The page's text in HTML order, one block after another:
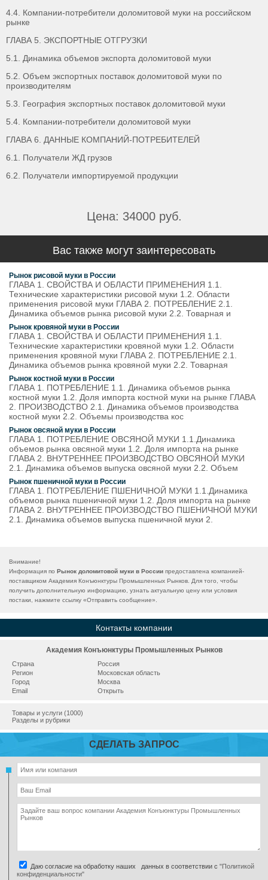
4.4. Компании-потребители доломитовой муки на российском
рынке
ГЛАВА 5. ЭКСПОРТНЫЕ ОТГРУЗКИ
5.1. Динамика объемов экспорта доломитовой муки
5.2. Объем экспортных поставок доломитовой муки по
производителям
5.3. География экспортных поставок доломитовой муки
5.4. Компании-потребители доломитовой муки
ГЛАВА 6. ДАННЫЕ КОМПАНИЙ-ПОТРЕБИТЕЛЕЙ
6.1. Получатели ЖД грузов
6.2. Получатели импортируемой продукции
Цена: 34000 руб.
Вас также могут заинтересовать
Рынок рисовой муки в России
ГЛАВА 1. СВОЙСТВА И ОБЛАСТИ ПРИМЕНЕНИЯ 1.1.
Технические характеристики рисовой муки 1.2. Области
применения рисовой муки ГЛАВА 2. ПОТРЕБЛЕНИЕ 2.1.
Динамика объемов рынка рисовой муки 2.2. Товарная и
Рынок кровяной муки в России
ГЛАВА 1. СВОЙСТВА И ОБЛАСТИ ПРИМЕНЕНИЯ 1.1.
Технические характеристики кровяной муки 1.2. Области
применения кровяной муки ГЛАВА 2. ПОТРЕБЛЕНИЕ 2.1.
Динамика объемов рынка кровяной муки 2.2. Товарная
Рынок костной муки в России
ГЛАВА 1. ПОТРЕБЛЕНИЕ 1.1. Динамика объемов рынка
костной муки 1.2. Доля импорта костной муки на рынке ГЛАВА
2. ПРОИЗВОДСТВО 2.1. Динамика объемов производства
костной муки 2.2. Объемы производства кос
Рынок овсяной муки в России
ГЛАВА 1. ПОТРЕБЛЕНИЕ ОВСЯНОЙ МУКИ 1.1.Динамика
объемов рынка овсяной муки 1.2. Доля импорта на рынке
ГЛАВА 2. ВНУТРЕННЕЕ ПРОИЗВОДСТВО ОВСЯНОЙ МУКИ
2.1. Динамика объемов выпуска овсяной муки 2.2. Объем
Рынок пшеничной муки в России
ГЛАВА 1. ПОТРЕБЛЕНИЕ ПШЕНИЧНОЙ МУКИ 1.1.Динамика
объемов рынка пшеничной муки 1.2. Доля импорта на рынке
ГЛАВА 2. ВНУТРЕННЕЕ ПРОИЗВОДСТВО ПШЕНИЧНОЙ МУКИ
2.1. Динамика объемов выпуска пшеничной муки 2.
Внимание!
Информация по Рынок доломитовой муки в России предоставлена компанией-
поставщиком Академия Конъюнктуры Промышленных Рынков. Для того, чтобы
получить дополнительную информацию, узнать актуальную цену или условия
постаки, нажмите ссылку «Отправить сообщение».
Контакты компании
Академия Конъюнктуры Промышленных Рынков
Страна
Россия
Регион
Московская область
Город
Москва
Email
Открыть
Товары и услуги (1000)
Разделы и рубрики
СДЕЛАТЬ ЗАПРОС
Даю согласие на обработку наших данных в соответствии с "Политикой
конфиденциальности"